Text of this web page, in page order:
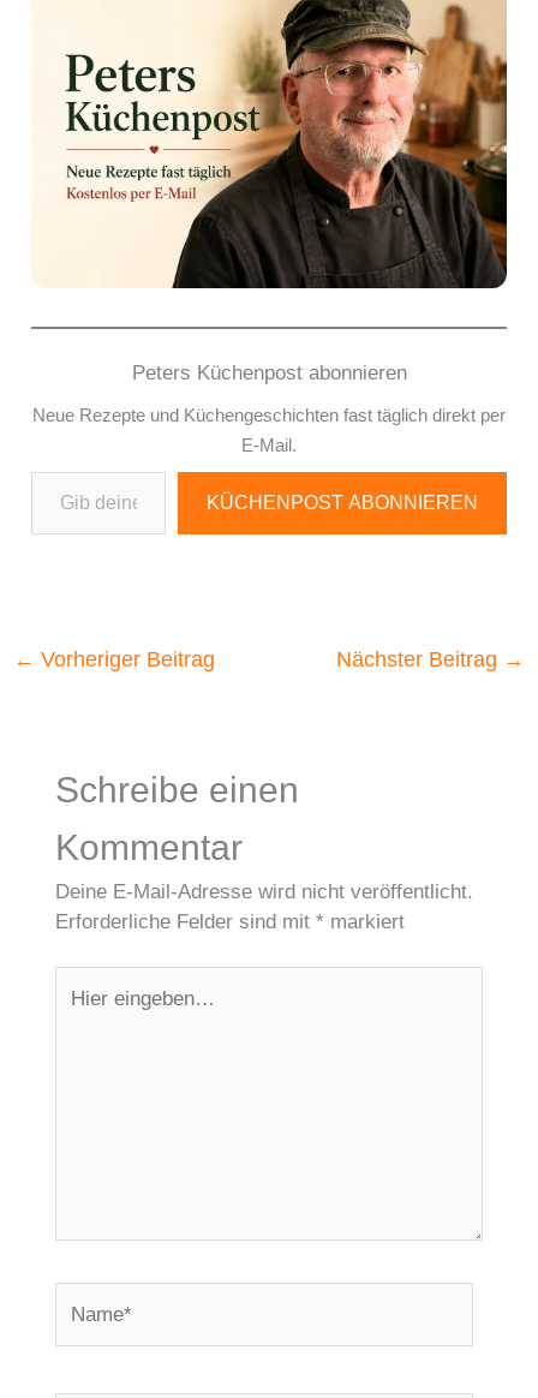
Peters Küchenpost abonnieren
Neue Rezepte und Küchengeschichten fast täglich direkt per
E-Mail.
Gib deine E-Mail-Adresse ein ...
KÜCHENPOST ABONNIEREN
← Vorheriger Beitrag Nächster Beitrag →
Schreibe einen
Kommentar
Deine E-Mail-Adresse wird nicht veröffentlicht.
Erforderliche Felder sind mit * markiert
eingeben…